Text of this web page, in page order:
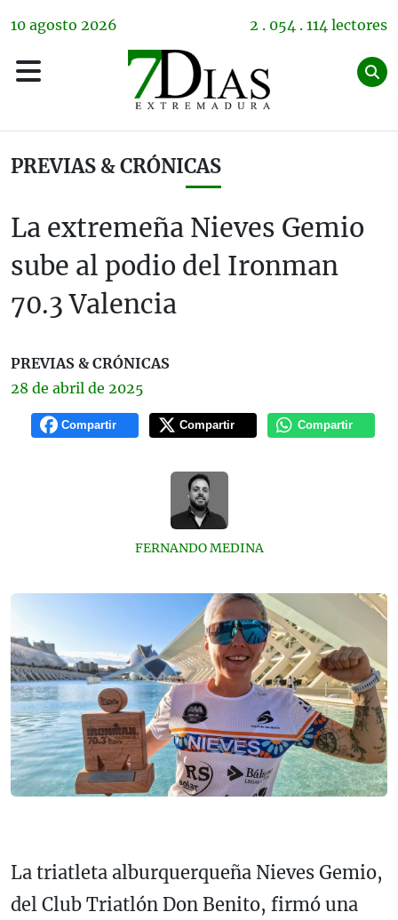
10 agosto 2026 2 . 054 . 114 lectores
PREVIAS & CRÓNICAS
La extremeña Nieves Gemio
sube al podio del Ironman
70.3 Valencia
PREVIAS & CRÓNICAS
28 de abril de 2025
Compartir Compartir Compartir
FERNANDO MEDINA
La triatleta alburquerqueña Nieves Gemio,
del Club Triatlón Don Benito, firmó una